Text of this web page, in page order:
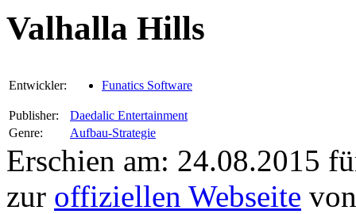
Valhalla Hills
Entwickler: Funatics Software
Publisher:
Daedalic Entertainment
Genre:
Aufbau-Strategie
Erschien am: 24.08.2015
zur offiziellen Webseite